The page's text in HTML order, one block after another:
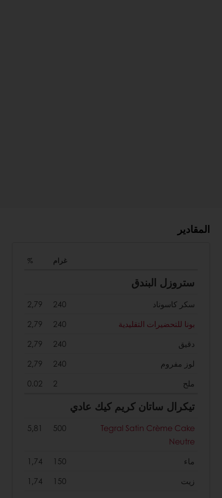
المقادير
غرام %
ستروزل البندق
سكر كاسوناد 240
2,79
بونا للتحضيرات التقليدية
240
2,79
دقيق
240
2,79
لوز مفروم
240
2,79
ملح
2
0.02
تيكرال ساتان كريم كيك عادي
Tegral Satin Crème Cake
Neutre
500
5,81
ماء 150
1,74
زيت
150
1,74